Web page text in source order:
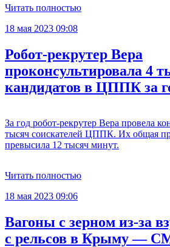
Читать полностью
18 мая 2023 09:08
Робот-рекрутер Вера
проконсультировала 4
кандидатов в ЦППК за
За год робот-рекрутер Вера провела
тысяч соискателей ЦППК. Их общая
превысила 12 тысяч минут.
Читать полностью
18 мая 2023 09:06
Вагоны с зерном из-за
с рельсов в Крыму —